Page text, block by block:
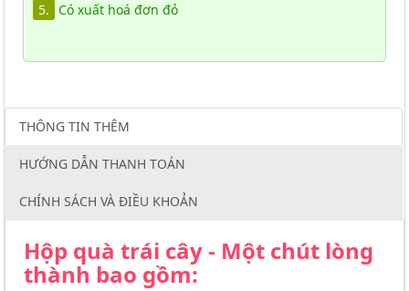
5.
Có xuất hoá đơn đỏ
THÔNG TIN THÊM
HƯỚNG DẪN THANH TOÁN
CHÍNH SÁCH VÀ ĐIỀU KHOẢN
Hộp quà trái cây - Một chút lòng
thành bao gồm: